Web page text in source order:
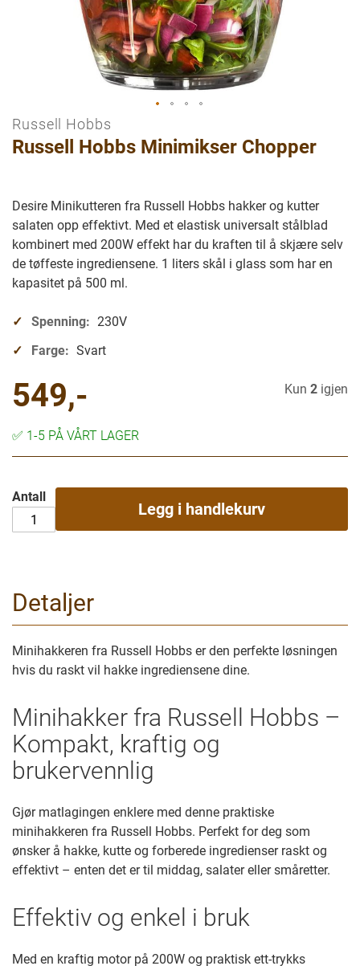
Gå
til
bilder
galleriet
Russell Hobbs
Russell Hobbs Minimikser Chopper
Desire Minikutteren fra Russell Hobbs hakker og kutter
salaten opp effektivt. Med et elastisk universalt stålblad
kombinert med 200W effekt har du kraften til å skjære selv
de tøffeste ingrediensene. 1 liters skål i glass som har en
kapasitet på 500 ml.
Spenning: 230V
Farge: Svart
549,- Kun 2 igjen
✅ 1-5 PÅ VÅRT LAGER
Antall
Legg i handlekurv
Detaljer
Minihakkeren fra Russell Hobbs er den perfekte løsningen
hvis du raskt vil hakke ingrediensene dine.
Minihakker fra Russell Hobbs –
Kompakt, kraftig og
brukervennlig
Gjør matlagingen enklere med denne praktiske
minihakkeren fra Russell Hobbs. Perfekt for deg som
ønsker å hakke, kutte og forberede ingredienser raskt og
effektivt – enten det er til middag, salater eller småretter.
Effektiv og enkel i bruk
Med en kraftig motor på 200W og praktisk ett-trykks